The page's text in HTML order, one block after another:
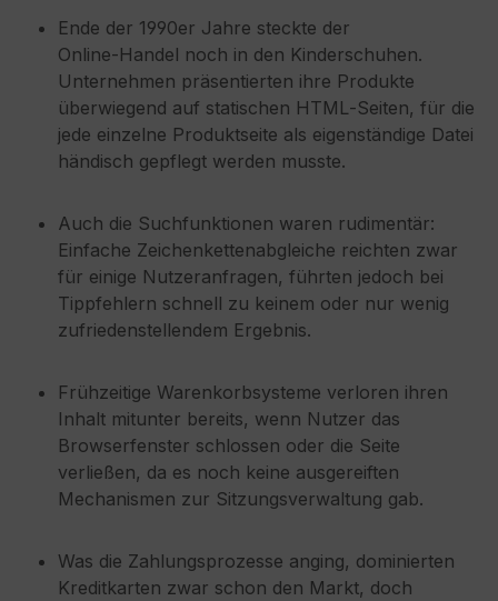
Ende der 1990er Jahre steckte der
Online‑Handel noch in den Kinderschuhen.
Unternehmen präsentierten ihre Produkte
überwiegend auf statischen HTML‑Seiten, für die
jede einzelne Produktseite als eigenständige Datei
händisch gepflegt werden musste.
Auch die Suchfunktionen waren rudimentär:
Einfache Zeichenkettenabgleiche reichten zwar
für einige Nutzeranfragen, führten jedoch bei
Tippfehlern schnell zu keinem oder nur wenig
zufriedenstellendem Ergebnis.
Frühzeitige Warenkorbsysteme verloren ihren
Inhalt mitunter bereits, wenn Nutzer das
Browserfenster schlossen oder die Seite
verließen, da es noch keine ausgereiften
Mechanismen zur Sitzungsverwaltung gab.
Was die Zahlungsprozesse anging, dominierten
Kreditkarten zwar schon den Markt, doch